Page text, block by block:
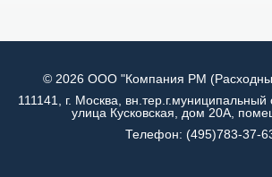
© 2026 ООО "Компания РМ
111141, г. Москва, вн.тер.г.муниципальный
улица Кусковская, дом 20А,
Телефон: (495)783-37-